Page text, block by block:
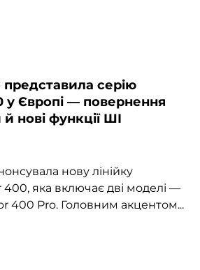
представила серію
у Європі — повернення
нові функції ШІ
нову лінійку
яка включає дві моделі —
400 Pro. Головним акцентом...